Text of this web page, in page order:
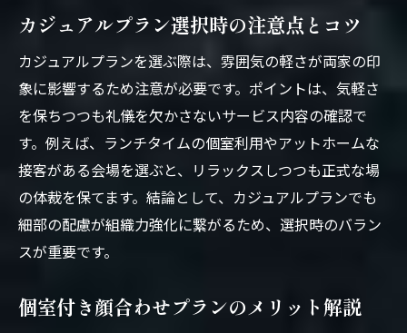
カジュアルプラン選択時の注意点とコツ
カジュアルプランを選ぶ際は、雰囲気の軽さが両家の印
象に影響するため注意が必要です。ポイントは、気軽さ
を保ちつつも礼儀を欠かさないサービス内容の確認で
す。例えば、ランチタイムの個室利用やアットホームな
接客がある会場を選ぶと、リラックスしつつも正式な場
の体裁を保てます。結論として、カジュアルプランでも
細部の配慮が組織力強化に繋がるため、選択時のバラン
スが重要です。
個室付き顔合わせプランのメリット解説